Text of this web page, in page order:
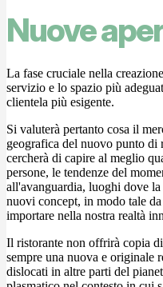
Nuove
La fase cruciale nella
servizio e lo spazio più
clientela più esigente.
Si valuterà pertanto cosa il
geografica del nuovo punto di
cercherà di capire al meglio
persone, le tendenze del
all'avanguardia, luoghi dove la
nuovi concept, in modo tale
importare nella nostra realtà
Il ristorante non offrirà copia
sempre una nuova e originale
dislocati in altre parti del